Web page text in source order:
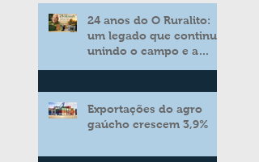
24 anos do O Ruralito:
um legado que continua
unindo o campo e a
Exportações do agro
gaúcho crescem 3,9%